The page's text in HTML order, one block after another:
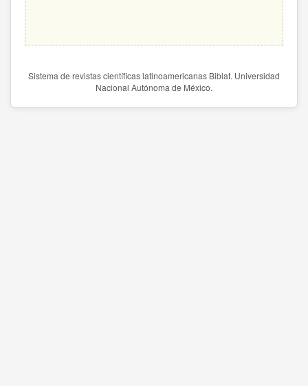
Sistema de revistas científicas latinoamericanas Biblat. Universidad
Nacional Autónoma de México.